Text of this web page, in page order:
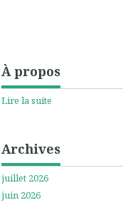
À propos
Lire la suite
Archives
juillet 2026
juin 2026